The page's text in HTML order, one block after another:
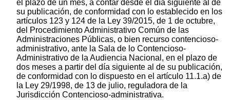
el plazo de un mes, a contar desde el día siguiente al de
su publicación, de conformidad con lo establecido en los
artículos 123 y 124 de la Ley 39/2015, de 1 de octubre,
del Procedimiento Administrativo Común de las
Administraciones Públicas, o bien recurso contencioso-
administrativo, ante la Sala de lo Contencioso-
Administrativo de la Audiencia Nacional, en el plazo de
dos meses a partir del día siguiente al de su publicación,
de conformidad con lo dispuesto en el artículo 11.1.a) de
la Ley 29/1998, de 13 de julio, reguladora de la
Jurisdicción Contencioso-administrativa.